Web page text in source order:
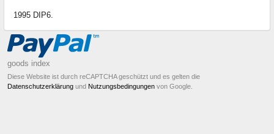
1995 DIP6.
goods index
Diese Website ist durch reCAPTCHA geschützt und es gelten die
Datenschutzerklärung und Nutzungsbedingungen von Google.